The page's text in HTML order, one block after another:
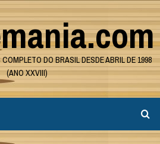
DO BRASIL DESDE ABRIL DE 1998
(ANO XXVIII)